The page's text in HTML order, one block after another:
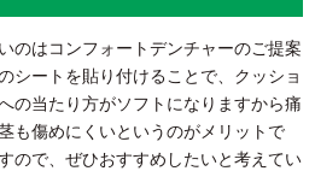
のはコンフォートデンチャーのご提案
シートを貼り付けることで、クッショ
の当たり方がソフトになりますから痛
も傷めにくいというのがメリットで
ので、ぜひおすすめしたいと考えてい